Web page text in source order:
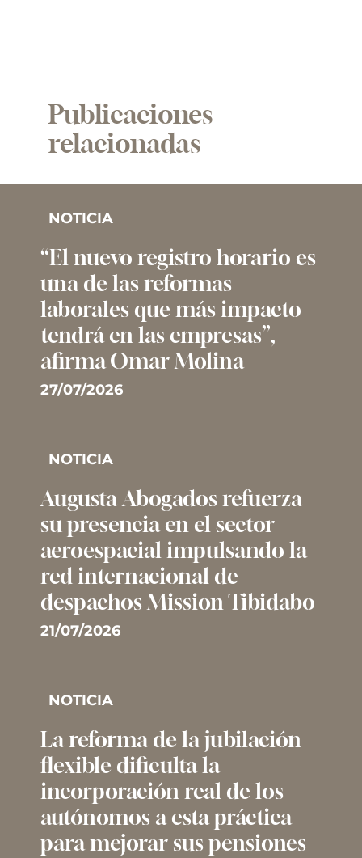
Publicaciones
relacionadas
NOTICIA
“El nuevo registro horario es
una de las reformas
laborales que más impacto
tendrá en las empresas”,
afirma Omar Molina
27/07/2026
NOTICIA
Augusta Abogados refuerza
su presencia en el sector
aeroespacial impulsando la
red internacional de
despachos Mission Tibidabo
21/07/2026
NOTICIA
La reforma de la jubilación
flexible dificulta la
incorporación real de los
autónomos a esta práctica
para mejorar sus pensiones